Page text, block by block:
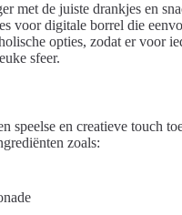
met de juiste drankjes en
voor digitale borrel die
opties, zodat er voor
sfeer.
speelse en creatieve touch
zoals: